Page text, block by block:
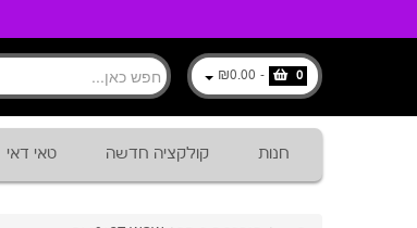
0
-
₪0.00
חנות קולקציה חדשה טאי דאי